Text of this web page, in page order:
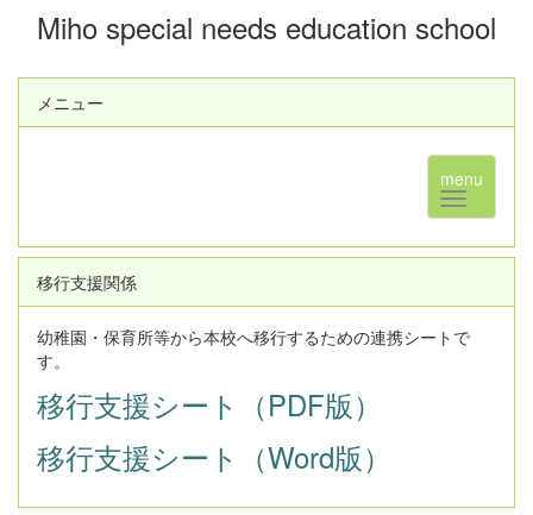
Miho special needs education school
メニュー
menu
移行支援関係
幼稚園・保育所等から本校へ移行するための連携シートで
す。
移行支援シート（PDF版）
移行支援シート（Word版）